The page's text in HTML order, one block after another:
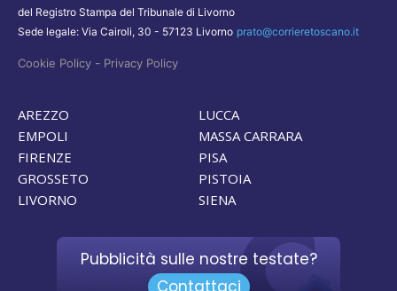
del Registro Stampa del Tribunale di Livorno
Sede legale: Via Cairoli, 30 - 57123 Livorno prato@corrieretoscano.it
Cookie Policy - Privacy Policy
AREZZO
EMPOLI
FIRENZE
GROSSETO
LIVORNO
LUCCA
MASSA CARRARA
PISA
PISTOIA
SIENA
Pubblicità sulle nostre testate?
Contattaci